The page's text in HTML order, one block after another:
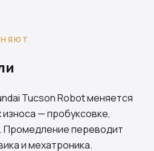
Tucson Robot меняется
— пробуксовке,
Промедление переводит
и мехатроника.